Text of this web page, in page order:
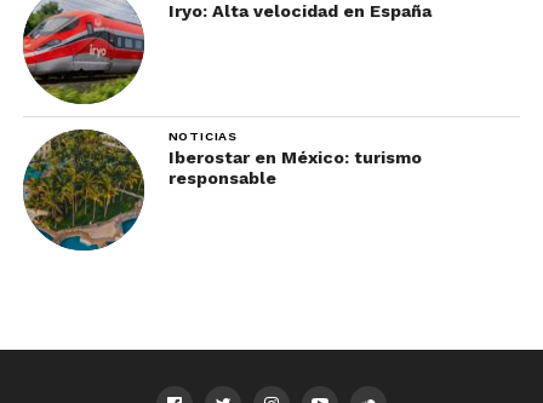
Iryo: Alta velocidad en España
NOTICIAS
Iberostar en México: turismo
responsable